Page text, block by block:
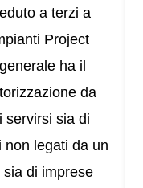
a terzi a
Project
ha il
da
servirsi sia di
non legati da un
di imprese